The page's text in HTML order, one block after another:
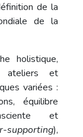
de la
de la
holistique,
ateliers et
variées :
équilibre
et
supporting),